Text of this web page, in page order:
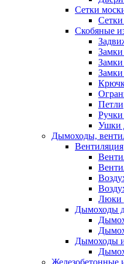
Сетки
Скобяные
Петли
Ручки
Ушки
Дымоходы,
Вентиляция
Люки
Дымоходы
Дымоходы
Железобетонные